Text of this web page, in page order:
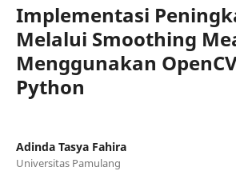
Implementasi
Melalui Smoothing
Menggunakan
Python
Adinda Tasya Fahira
Universitas Pamulang